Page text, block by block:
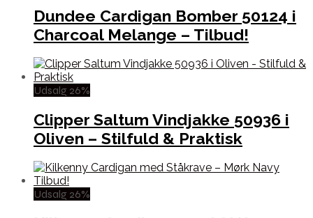
Dundee Cardigan Bomber 50124 i
Charcoal Melange – Tilbud!
Udsalg 26%
Clipper Saltum Vindjakke 50936 i
Oliven – Stilfuld & Praktisk
Udsalg 26%